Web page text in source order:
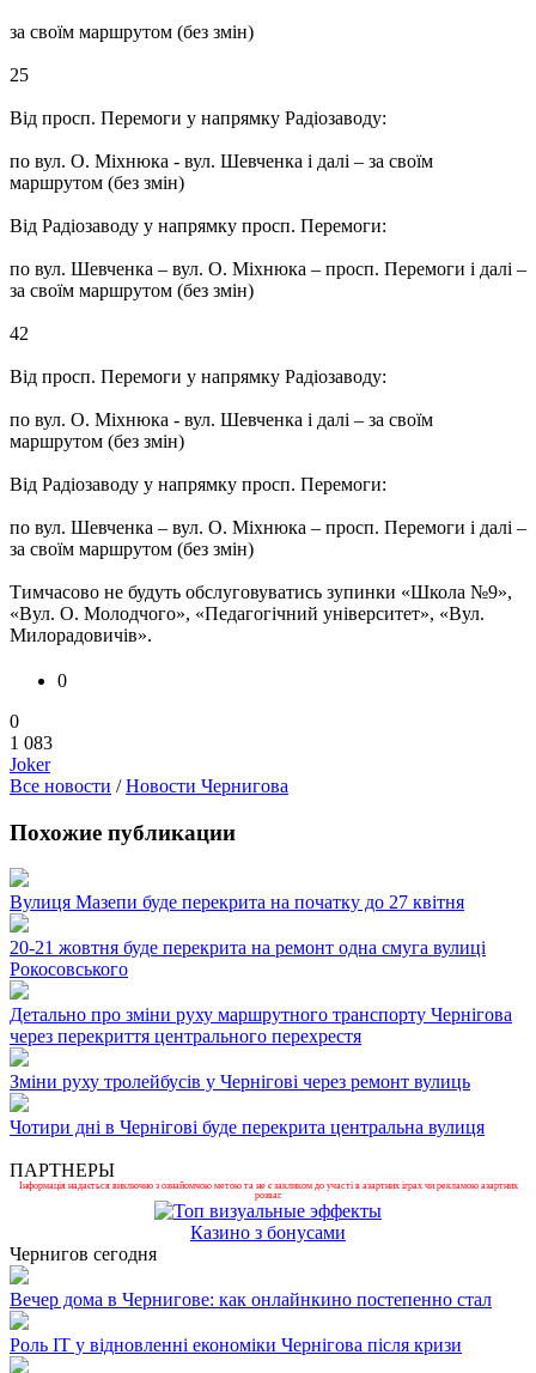
за своїм маршрутом (без змін)
25
Від просп. Перемоги у напрямку Радіозаводу:
по вул. О. Міхнюка - вул. Шевченка і далі – за своїм
маршрутом (без змін)
Від Радіозаводу у напрямку просп. Перемоги:
по вул. Шевченка – вул. О. Міхнюка – просп. Перемоги і далі –
за своїм маршрутом (без змін)
42
Від просп. Перемоги у напрямку Радіозаводу:
по вул. О. Міхнюка - вул. Шевченка і далі – за своїм
маршрутом (без змін)
Від Радіозаводу у напрямку просп. Перемоги:
по вул. Шевченка – вул. О. Міхнюка – просп. Перемоги і далі –
за своїм маршрутом (без змін)
Тимчасово не будуть обслуговуватись зупинки «Школа №9»,
«Вул. О. Молодчого», «Педагогічний університет», «Вул.
Милорадовичів».
0
0
1 083
Joker
Все новости /Новости Чернигова
Похожие публикации
Вулиця Мазепи буде перекрита на початку до 27 квітня
20-21 жовтня буде перекрита на ремонт одна смуга вулиці
Рокосовського
Детально про зміни руху маршрутного транспорту Чернігова
через перекриття центрального перехрестя
Зміни руху тролейбусів у Чернігові через ремонт вулиць
Чотири дні в Чернігові буде перекрита центральна вулиця
ПАРТНЕРЫ
Інформація надається виключно з ознайомчою метою та не є закликом до участі в азартних іграх чи рекламою азартних
розваг.
Казино з бонусами
Чернигов сегодня
Вечер дома в Чернигове: как онлайнкино постепенно стал
Роль ІТ у відновленні економіки Чернігова після кризи